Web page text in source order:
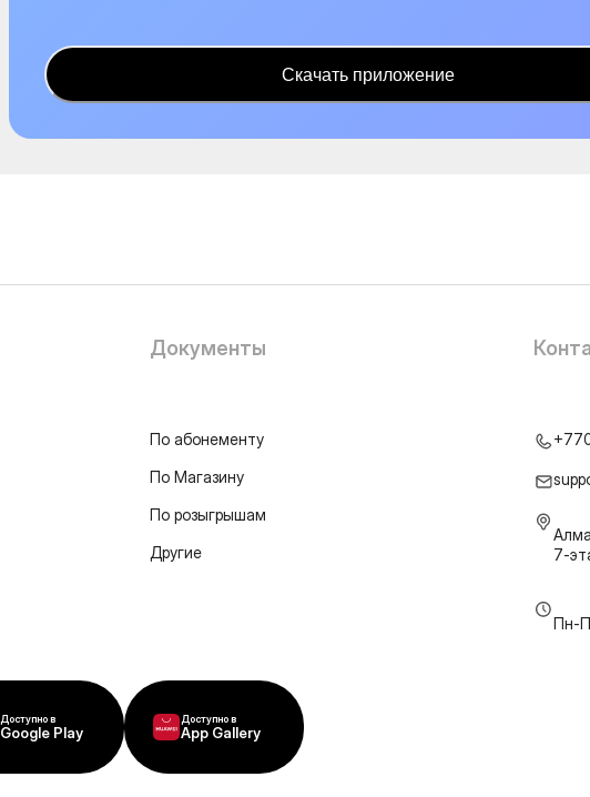
Скачать приложение
Документы
По абонементу
По Магазину
По розыгрышам
Другие
7-
Пн-
Доступно в
Google Play
Доступно в
App Gallery